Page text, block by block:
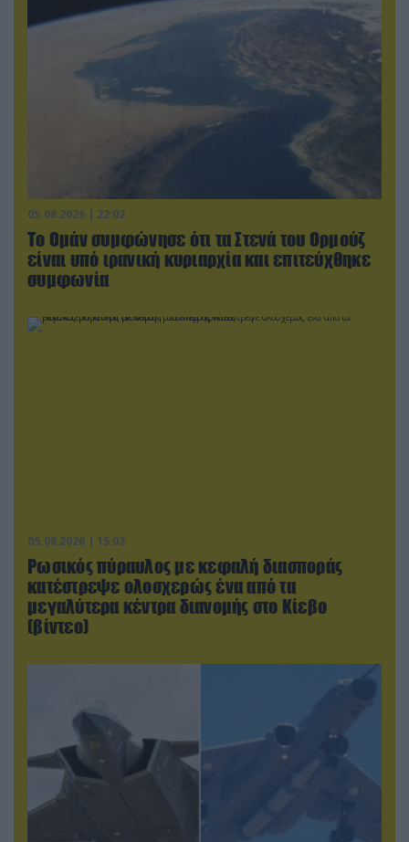
05.08.2026 | 22:02
Το Ομάν συμφώνησε ότι τα Στενά του Ορμούζ
είναι υπό ιρανική κυριαρχία και επιτεύχθηκε
συμφωνία
05.08.2026 | 15:02
Ρωσικός πύραυλος με κεφαλή διασποράς
κατέστρεψε ολοσχερώς ένα από τα
μεγαλύτερα κέντρα διανομής στο Κίεβο
(βίντεο)